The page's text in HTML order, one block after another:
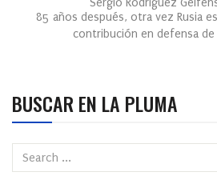
Sergio Rodríguez
85 años después, otra vez Rusia
contribución en defensa de
BUSCAR EN LA PLUMA